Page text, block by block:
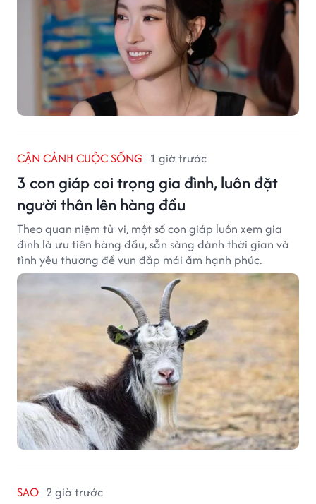
CẬN CẢNH CUỘC SỐNG 1 giờ trước
3 con giáp coi trọng gia đình, luôn đặt
người thân lên hàng đầu
Theo quan niệm tử vi, một số con giáp luôn xem gia
đình là ưu tiên hàng đầu, sẵn sàng dành thời gian và
tình yêu thương để vun đắp mái ấm hạnh phúc.
SAO 2 giờ trước